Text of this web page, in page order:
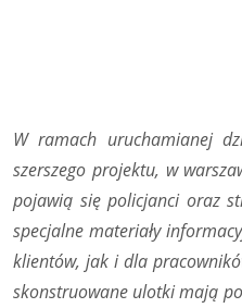
W ramach uruchamianej
szerszego projektu, w
pojawią się policjanci oraz
specjalne materiały
klientów, jak i dla
skonstruowane ulotki mają